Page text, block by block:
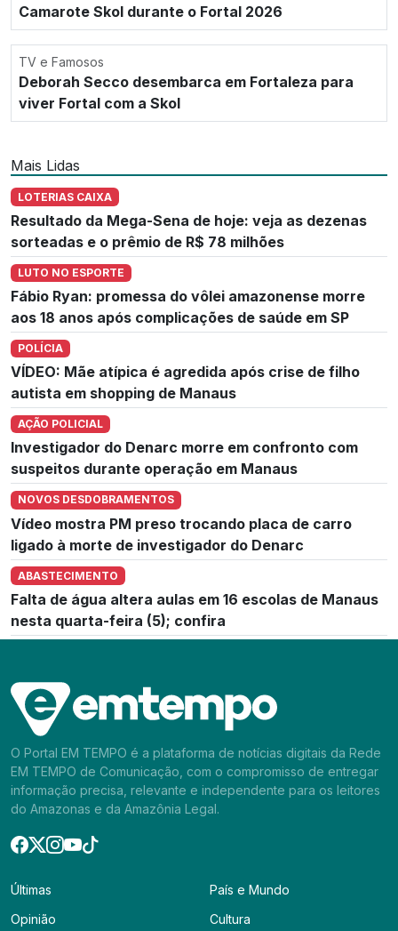
Camarote Skol durante o Fortal 2026
TV e Famosos
Deborah Secco desembarca em Fortaleza para
viver Fortal com a Skol
Mais Lidas
LOTERIAS CAIXA
Resultado da Mega-Sena de hoje: veja as dezenas
sorteadas e o prêmio de R$ 78 milhões
LUTO NO ESPORTE
Fábio Ryan: promessa do vôlei amazonense morre
aos 18 anos após complicações de saúde em SP
POLÍCIA
VÍDEO: Mãe atípica é agredida após crise de filho
autista em shopping de Manaus
AÇÃO POLICIAL
Investigador do Denarc morre em confronto com
suspeitos durante operação em Manaus
NOVOS DESDOBRAMENTOS
Vídeo mostra PM preso trocando placa de carro
ligado à morte de investigador do Denarc
ABASTECIMENTO
Falta de água altera aulas em 16 escolas de Manaus
nesta quarta-feira (5); confira
O Portal EM TEMPO é a plataforma de notícias digitais da Rede
EM TEMPO de Comunicação, com o compromisso de entregar
informação precisa, relevante e independente para os leitores
do Amazonas e da Amazônia Legal.
Últimas
Opinião
País e Mundo
Cultura